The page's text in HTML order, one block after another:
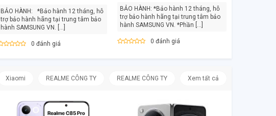
BẢO HÀNH: *Bảo hành 12 tháng, hỗ
trợ bảo hành hãng tại trung tâm bảo
0 đánh giá
BẢO HÀNH: *Bảo hành 12 tháng, hỗ
trợ bảo hành hãng tại trung tâm bảo
hành SAMSUNG VN. *Phần [...]
0 đánh giá
Xiaomi REALME CÔNG TY REALME CÔNG TY Xem tất cả